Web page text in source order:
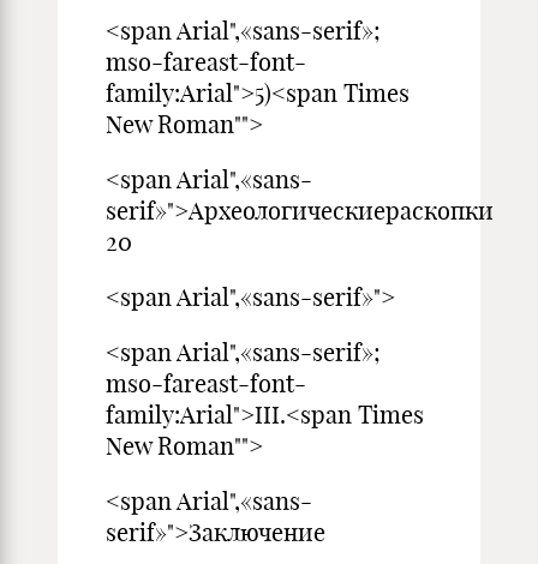
<span Arial",«sans-serif»;
mso-fareast-font-
family:Arial">5)<span Times
New Roman"">
<span Arial",«sans-
20
<span Arial",«sans-serif»">
<span Arial",«sans-serif»;
mso-fareast-font-
family:Arial">III.<span Times
New Roman"">
<span Arial",«sans-